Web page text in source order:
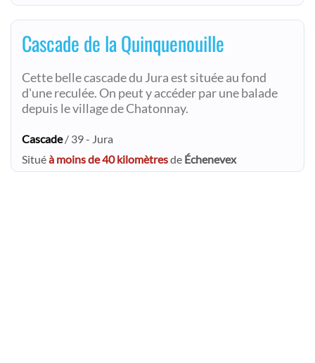
Cascade de la Quinquenouille
Cette belle cascade du Jura est située au fond
d'une reculée. On peut y accéder par une balade
depuis le village de Chatonnay.
Cascade/ 39 - Jura
Situéà moins de 40 kilomètresde Échenevex